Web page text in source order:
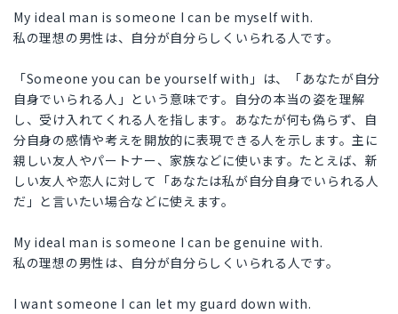
My ideal man is someone I can be myself with.
私の理想の男性は、自分が自分らしくいられる人です。
「Someone you can be yourself with」は、「あなたが自分
自身でいられる人」という意味です。自分の本当の姿を理解
し、受け入れてくれる人を指します。あなたが何も偽らず、自
分自身の感情や考えを開放的に表現できる人を示します。主に
親しい友人やパートナー、家族などに使います。たとえば、新
しい友人や恋人に対して「あなたは私が自分自身でいられる人
だ」と言いたい場合などに使えます。
My ideal man is someone I can be genuine with.
私の理想の男性は、自分が自分らしくいられる人です。
I want someone I can let my guard down with.